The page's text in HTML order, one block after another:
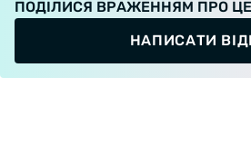
ПОДІЛИСЯ ВРАЖЕННЯМ ПРО
НАПИСАТИ